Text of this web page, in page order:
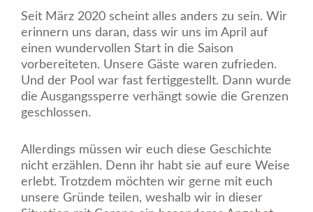
Seit März 2020 scheint alles anders zu sein. Wir
erinnern uns daran, dass wir uns im April auf
einen wundervollen Start in die Saison
vorbereiteten. Unsere Gäste waren zufrieden.
Und der Pool war fast fertiggestellt. Dann wurde
die Ausgangssperre verhängt sowie die Grenzen
geschlossen.
Allerdings müssen wir euch diese Geschichte
nicht erzählen. Denn ihr habt sie auf eure Weise
erlebt. Trotzdem möchten wir gerne mit euch
unsere Gründe teilen, weshalb wir in dieser